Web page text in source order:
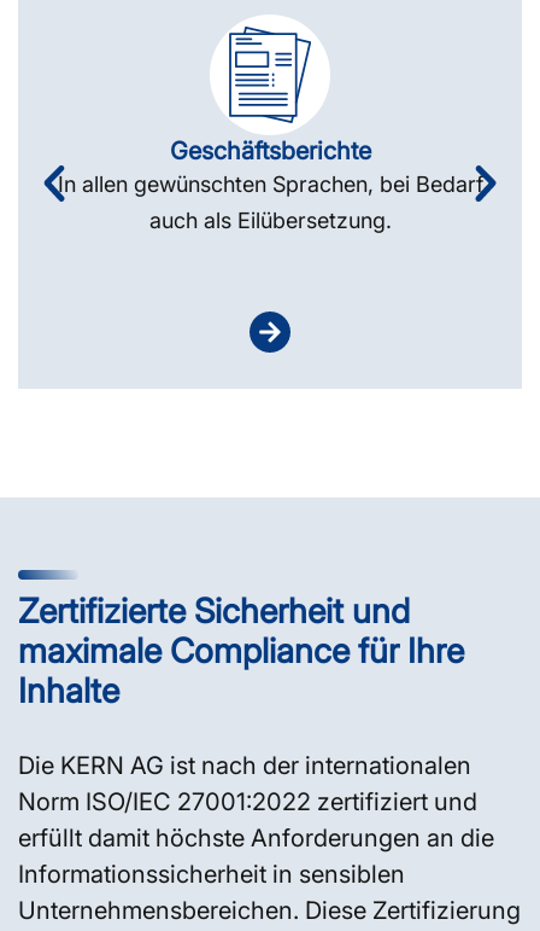
Geschäftsberichte
In allen gewünschten Sprachen, bei Bedarf
auch als Eilübersetzung.
Zertifizierte Sicherheit und
maximale Compliance für Ihre
Inhalte
Die KERN AG ist nach der internationalen
Norm ISO/IEC 27001:2022 zertifiziert und
erfüllt damit höchste Anforderungen an die
Informationssicherheit in sensiblen
Unternehmensbereichen. Diese Zertifizierung